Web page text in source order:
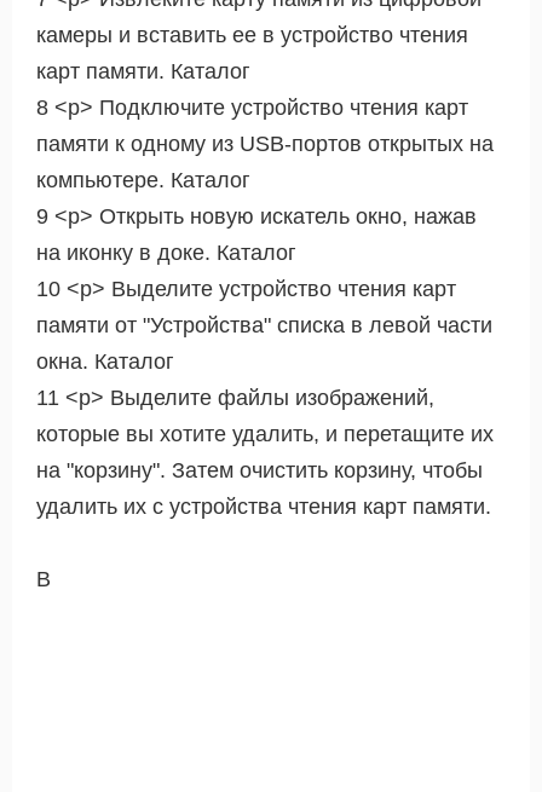
камеры и вставить ее в устройство чтения
карт памяти. Каталог
8 <р> Подключите устройство чтения карт
памяти к одному из USB-портов открытых на
компьютере. Каталог
9 <р> Открыть новую искатель окно, нажав
на иконку в доке. Каталог
10 <р> Выделите устройство чтения карт
памяти от "Устройства" списка в левой части
окна. Каталог
11 <р> Выделите файлы изображений,
которые вы хотите удалить, и перетащите их
на "корзину". Затем очистить корзину, чтобы
удалить их с устройства чтения карт памяти.
В